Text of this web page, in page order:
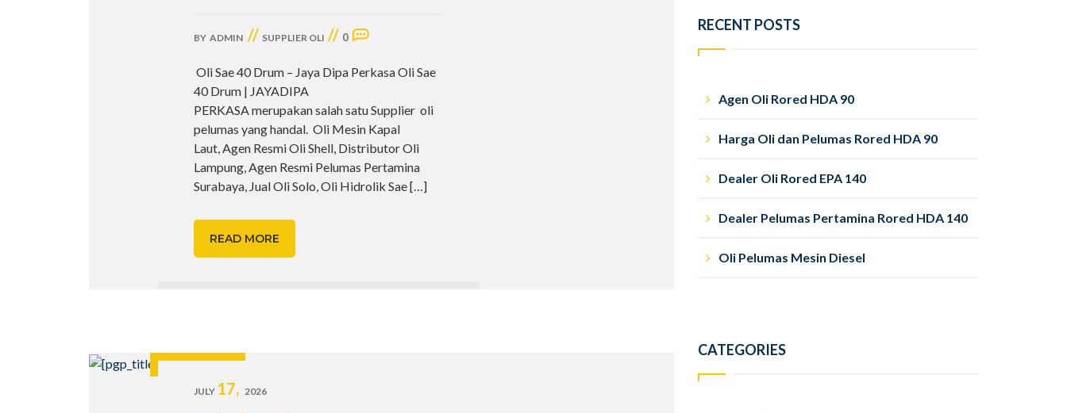
BY ADMIN // SUPPLIER OLI // 0
Oli Sae 40 Drum – Jaya Dipa Perkasa Oli Sae
40 Drum | JAYADIPA
PERKASA merupakan salah satu Supplier oli
pelumas yang handal. Oli Mesin Kapal
Laut, Agen Resmi Oli Shell, Distributor Oli
Lampung, Agen Resmi Pelumas Pertamina
Surabaya, Jual Oli Solo, Oli Hidrolik Sae[…]
READ MORE
JULY 17, 2026
RECENT POSTS
Agen Oli Rored HDA 90
Harga Oli dan Pelumas Rored HDA 90
Dealer Oli Rored EPA 140
Dealer Pelumas Pertamina Rored HDA 140
Oli Pelumas Mesin Diesel
CATEGORIES